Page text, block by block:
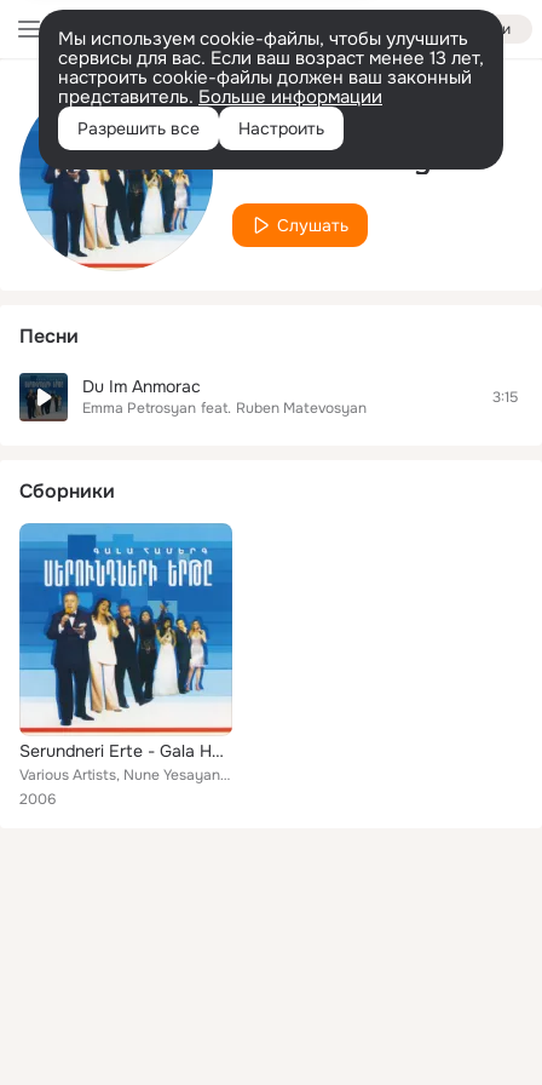
Войти
Мы используем cookie-файлы, чтобы улучшить
сервисы для вас. Если ваш возраст менее 13 лет,
настроить cookie-файлы должен ваш законный
представитель. Больше информации
Разрешить все Настроить
Исполнитель
Emma Petrosyan
Слушать
Песни
Du Im Anmorac
Emma Petrosyan feat. Ruben Matevosyan
3:15
Сборники
Serundneri Erte - Gala Hamerg
Various Artists, Nune Yesayan, Hayer, Jan Tatlyan, Raisa Mkrtchyan, Emma Petrosyan, Sirusho, Sofi Mkheyan, Arsen Safaryan, Emmi,...
2006